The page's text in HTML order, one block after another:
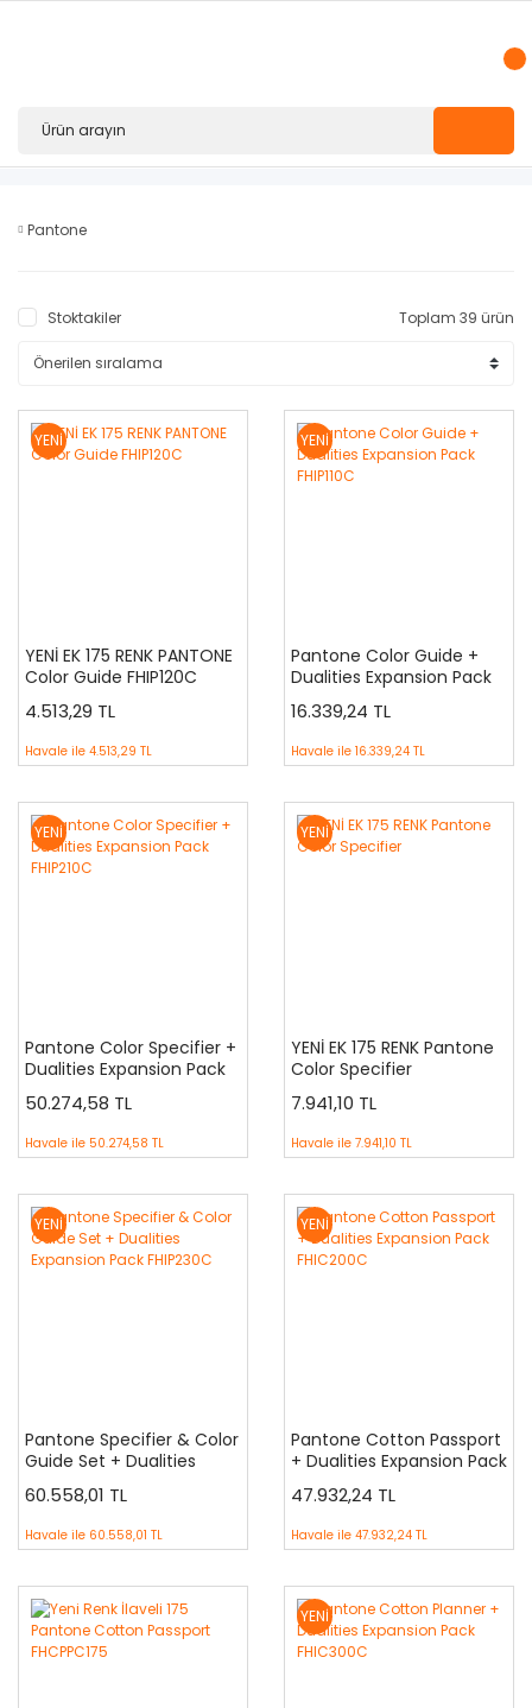
Pantone
Stoktakiler Toplam 39 ürün
YENİ
YENİ EK 175 RENK PANTONE
Color Guide FHIP120C
4.513,29 TL
Havale ile 4.513,29 TL
YENİ
Pantone Color Guide +
Dualities Expansion Pack
FHIP110C
16.339,24 TL
Havale ile 16.339,24 TL
YENİ
Pantone Color Specifier +
Dualities Expansion Pack
FHIP210C
50.274,58 TL
Havale ile 50.274,58 TL
YENİ
YENİ EK 175 RENK Pantone
Color Specifier
7.941,10 TL
Havale ile 7.941,10 TL
YENİ
Pantone Specifier & Color
Guide Set + Dualities
Expansion Pack FHIP230C
60.558,01 TL
Havale ile 60.558,01 TL
YENİ
Pantone Cotton Passport
+ Dualities Expansion Pack
FHIC200C
47.932,24 TL
Havale ile 47.932,24 TL
YENİ